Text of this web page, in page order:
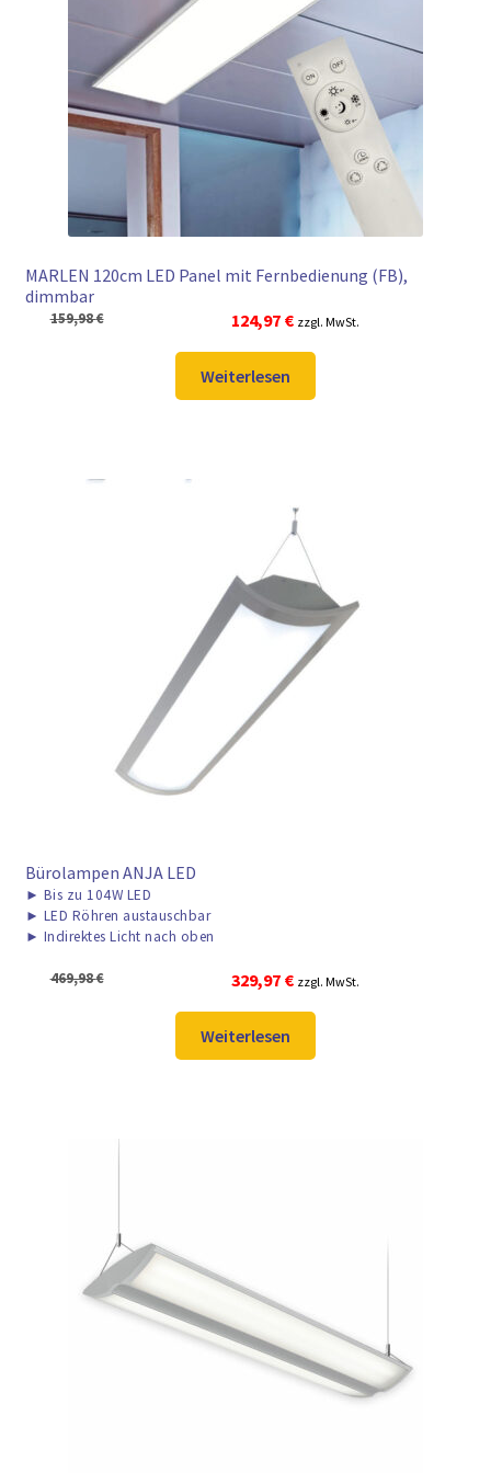
► VERSANDARTEN
MARLEN 120cm LED Panel mit Fernbedienung (FB),
dimmbar
159,98€
Ursprünglicher
war:
159,98 €
124,97 €Aktueller
124,97 €.
zzgl. MwSt.
Weiterlesen
Bürolampen ANJA LED
► Bis zu 104W LED
► LED Röhren austauschbar
► Indirektes Licht nach oben
469,98€
Ursprünglicher
war:
469,98 €
329,97 €Aktueller
329,97 €.
zzgl. MwSt.
Weiterlesen